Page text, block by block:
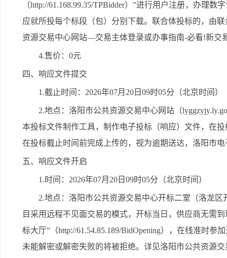
（http://61.168.99.35/TPBidder）”进行用户注册，办理
应就所投每个标段（包）分别下载。联合体投标的，由
资源交易中心网站—交易主体登录或办事指南-必看!新交
4.售价：0元
四、响应文件提交
1.截止时间：2026年07月20日09时05分（北京时间）
2.地点：洛阳市公共资源交易中心网站（
本投标文件制作工具，制作电子投标（响应）文件，在
在投标截止时间前完成上传的，视为逾期送达，洛阳市
五、响应文件开启
1.时间：2026年07月20日09时05分（北京时间）
2.地点：洛阳市公共资源交易中心开标二室（洛龙
目采用远程不见面交易的模式，开标当日，供应商无需
标大厅”（http://61.54.85.189/BidOpening），在线准时
未能解密或解密失败的将被拒绝。详见洛阳市公共资源